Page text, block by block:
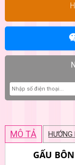
MÔ TẢ HƯỚNG
GẤU